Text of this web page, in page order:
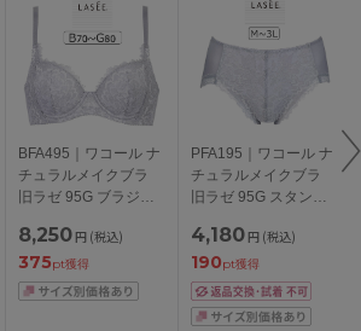
BFA495｜ワコール ナ
チュラルメイクブラ
旧ラゼ 95G ブラジャ
プ アンダー
65/70/75/80/85cm
8,250 円 (税込)
375pt獲得
PFA195｜ワコール ナ
チュラルメイクブラ
旧ラゼ 95G スタンダ
ッグ M/L/LL/3L
4,180 円 (税込)
190pt獲得